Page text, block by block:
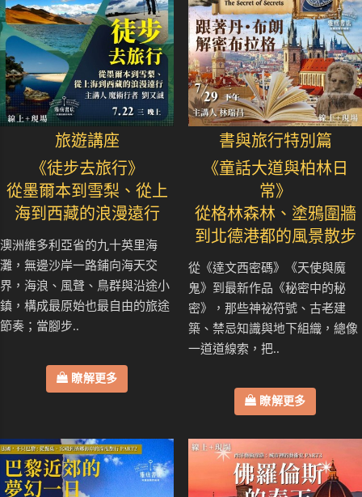
旅遊講座
《徒步去旅行》
從墨爾本到雪梨、從上
海到西藏的浪漫遠行
澳洲維多利亞省的九十英里海
灘，無邊沙岸一路鋪向海天交
界，海浪、風聲、鳥群與沿途小
鎮，構成最原始也最自由的旅途
節奏；當腳步..
瞭解更多
書與旅行特別篇
《童話大道與柏林日
常》
從格林森林、塗鴉圍牆
到北德港都的風景散步
從《達文西密碼》《天使與魔
鬼》到最新作品《秘密中的秘
密》，那些神祕符號、古老建
築、禁忌知識與地下組織，總像
一道道線索，把..
瞭解更多